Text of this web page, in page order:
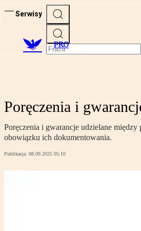
Serwisy
PRO
Poręczenia i
Poręczenia i gwarancje udzielane
obowiązku ich dokumentowania.
Publikacja: 08.09.2025 05:10